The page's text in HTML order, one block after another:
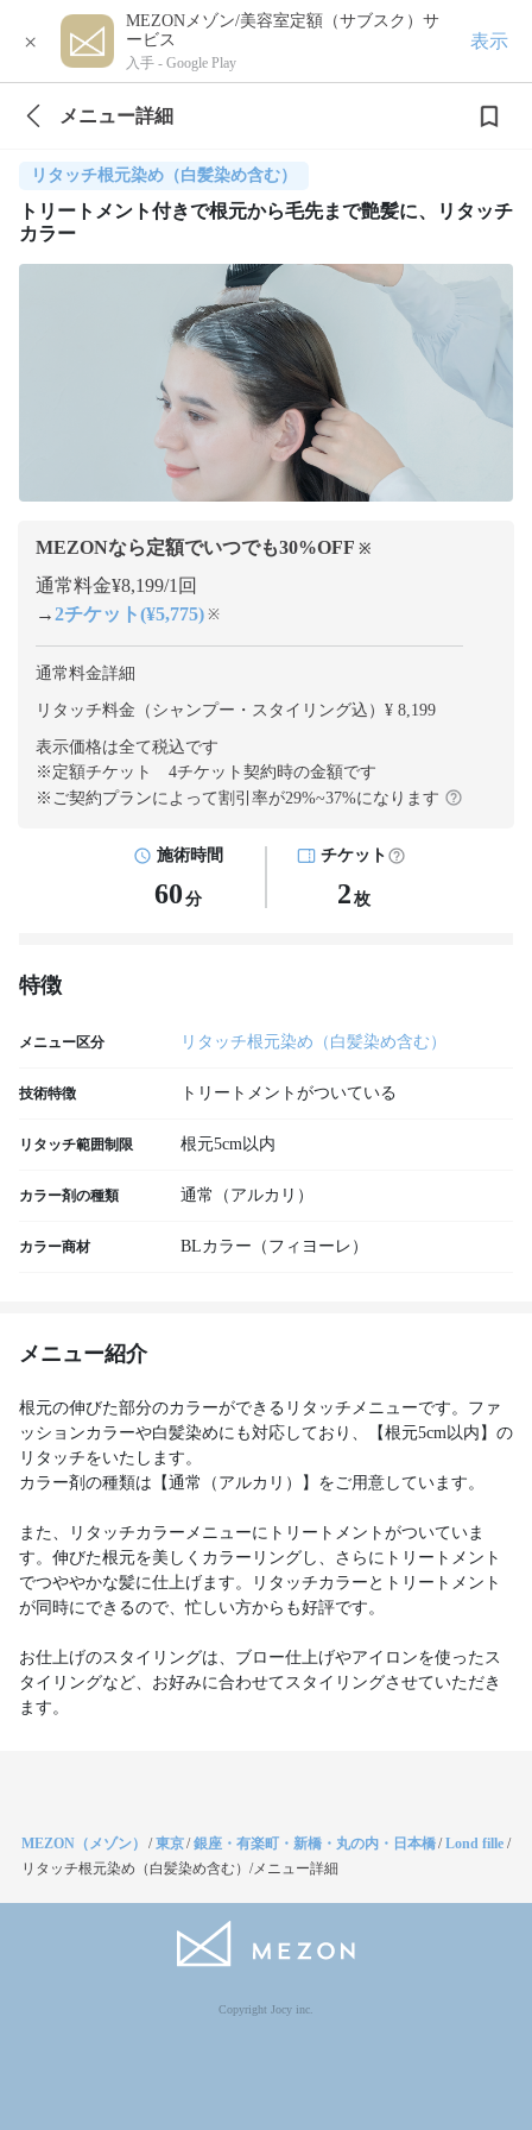
×
MEZONメゾン/美容室定額（サブスク）サ
ービス
入手 - Google Play
表示
メニュー詳細
リタッチ根元染め（白髪染め含む）
トリートメント付きで根元から毛先まで艶髪に、リタッチ
カラー
MEZONなら定額でいつでも30%OFF ※
通常料金¥8,199/1回
→2チケット(¥5,775) ※
通常料金詳細
リタッチ料金（シャンプー・スタイリング込）¥ 8,199
表示価格は全て税込です
※定額チケット 4チケット契約時の金額です
※ご契約プランによって割引率が29%~37%になります
施術時間
60 分
チケット
2 枚
特徴
メニュー区分 リタッチ根元染め（白髪染め含む）
技術特徴 トリートメントがついている
リタッチ範囲制限 根元5cm以内
カラー剤の種類 通常（アルカリ）
カラー商材 BLカラー（フィヨーレ）
メニュー紹介
根元の伸びた部分のカラーができるリタッチメニューです。ファ
ッションカラーや白髪染めにも対応しており、【根元5cm以内】の
リタッチをいたします。
カラー剤の種類は【通常（アルカリ）】をご用意しています。
また、リタッチカラーメニューにトリートメントがついていま
す。伸びた根元を美しくカラーリングし、さらにトリートメント
でつややかな髪に仕上げます。リタッチカラーとトリートメント
が同時にできるので、忙しい方からも好評です。
お仕上げのスタイリングは、ブロー仕上げやアイロンを使ったス
タイリングなど、お好みに合わせてスタイリングさせていただき
ます。
MEZON（メゾン） /東京/銀座・有楽町・新橋・丸の内・日本橋/Lond fille /
リタッチ根元染め（白髪染め含む）/メニュー詳細
Copyright Jocy inc.